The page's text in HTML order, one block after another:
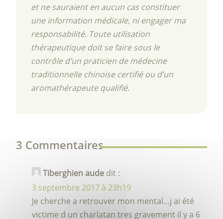
et ne sauraient en aucun cas constituer
une information médicale, ni engager ma
responsabilité. Toute utilisation
thérapeutique doit se faire sous le
contrôle d’un praticien de médecine
traditionnelle chinoise certifié ou d’un
aromathérapeute qualifié.
3 Commentaires
Tiberghien aude dit :
3 septembre 2017 à 23h19
Je cherche a retrouver mon mental…j ai été
victime d un charlatan tres gravement il y a 6